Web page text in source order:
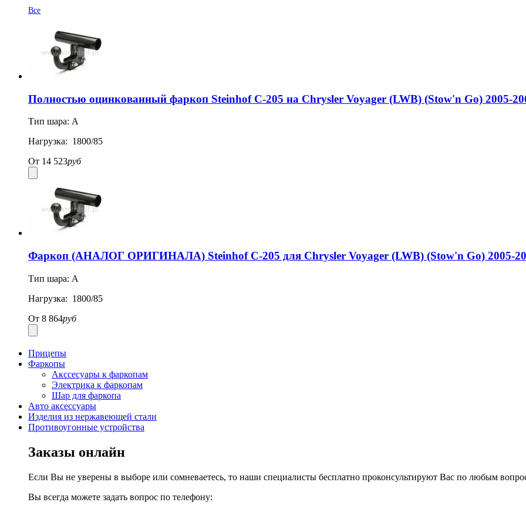
Все
Полностью оцинкованный фаркоп Steinhof C-205 на Chrysler Voyager (LWB) (Stow'n Go) 2005-
Тип шара: A
Нагрузка: 1800/85
От 14 523руб
Фаркоп (АНАЛОГ ОРИГИНАЛА) Steinhof C-205 для Chrysler Voyager (LWB) (Stow'n Go) 2005-
Тип шара: A
Нагрузка: 1800/85
От 8 864руб
Прицепы
Фаркопы
Акссесуары к фаркопам
Электрика к фаркопам
Шар для фаркопа
Авто аксессуары
Изделия из нержавеющей стали
Противоугонные устройства
Заказы онлайн
Если Вы не уверены в выборе или сомневаетесь, то наши специалисты бесплатно проконсультируют Вас по любым
Вы всегда можете задать вопрос по телефону: